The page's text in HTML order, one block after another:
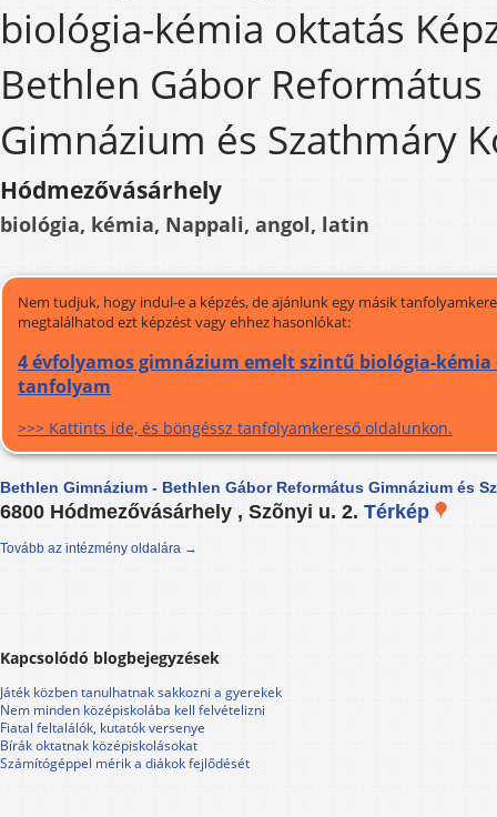
biológia-kémia oktatás
Bethlen Gábor Református
Gimnázium és Szathmáry
Hódmezővásárhely
biológia, kémia, Nappali, angol, latin
Nem tudjuk, hogy indul-e a képzés, de ajánlunk egy másik
megtalálhatod ezt képzést vagy ehhez hasonlókat:
4 évfolyamos gimnázium emelt szintű biológia-kémia
tanfolyam
>>> Kattints ide, és böngéssz tanfolyamkereső oldalunkon.
Bethlen Gimnázium - Bethlen Gábor Református Gimnázium és
6800 Hódmezővásárhely , Szõnyi u. 2. Térkép
Tovább az intézmény oldalára →
Kapcsolódó blogbejegyzések
Játék közben tanulhatnak sakkozni a gyerekek
Nem minden középiskolába kell felvételizni
Fiatal feltalálók, kutatók versenye
Bírák oktatnak középiskolásokat
Számítógéppel mérik a diákok fejlődését